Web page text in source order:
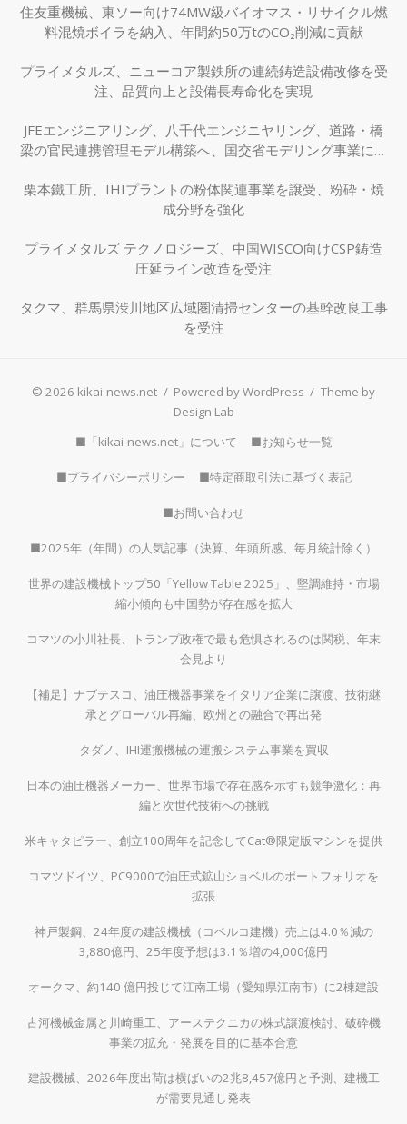
住友重機械、東ソー向け74MW級バイオマス・リサイクル燃
料混焼ボイラを納入、年間約50万tのCO₂削減に貢献
プライメタルズ、ニューコア製鉄所の連続鋳造設備改修を受
注、品質向上と設備長寿命化を実現
JFEエンジニアリング、八千代エンジニヤリング、道路・橋
梁の官民連携管理モデル構築へ、国交省モデリング事業に採
栗本鐵工所、IHIプラントの粉体関連事業を譲受、粉砕・焼
成分野を強化
プライメタルズ テクノロジーズ、中国WISCO向けCSP鋳造
圧延ライン改造を受注
タクマ、群馬県渋川地区広域圏清掃センターの基幹改良工事
を受注
© 2026 kikai-news.net / Powered by WordPress / Theme by
Design Lab
■「kikai-news.net」について
■お知らせ一覧
■プライバシーポリシー ■特定商取引法に基づく表記
■お問い合わせ
■2025年（年間）の人気記事（決算、年頭所感、毎月統計除く）
世界の建設機械トップ50「Yellow Table 2025」、堅調維持・市場
縮小傾向も中国勢が存在感を拡大
コマツの小川社長、トランプ政権で最も危惧されるのは関税、年末
会見より
【補足】ナブテスコ、油圧機器事業をイタリア企業に譲渡、技術継
承とグローバル再編、欧州との融合で再出発
タダノ、IHI運搬機械の運搬システム事業を買収
日本の油圧機器メーカー、世界市場で存在感を示すも競争激化：再
編と次世代技術への挑戦
米キャタピラー、創立100周年を記念してCat®限定版マシンを提供
コマツドイツ、PC9000で油圧式鉱山ショベルのポートフォリオを
拡張
神戸製鋼、24年度の建設機械（コベルコ建機）売上は4.0％減の
3,880億円、25年度予想は3.1％増の4,000億円
オークマ、約140 億円投じて江南工場（愛知県江南市）に2棟建設
古河機械金属と川崎重工、アーステクニカの株式譲渡検討、破砕機
事業の拡充・発展を目的に基本合意
建設機械、2026年度出荷は横ばいの2兆8,457億円と予測、建機工
が需要見通し発表